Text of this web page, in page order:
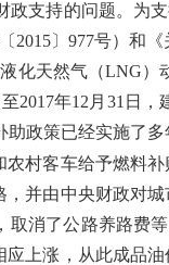
持的问题。为支
2015〕977号）和
液化天然气（LNG
2017年12月31日
政策已经实施了
客车给予燃料补
并由中央财政对
取消了公路养路费
上涨，从此成品